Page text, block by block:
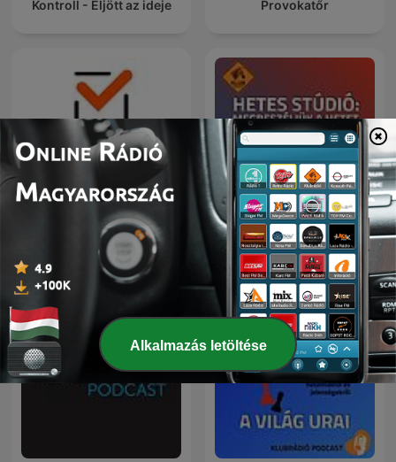
Kontroll - Eljött az ideje Provokatőr
Portfolio Checklist
Hetes Stúdió:
Megbeszéljük a hetet
Alkalmazás letöltése